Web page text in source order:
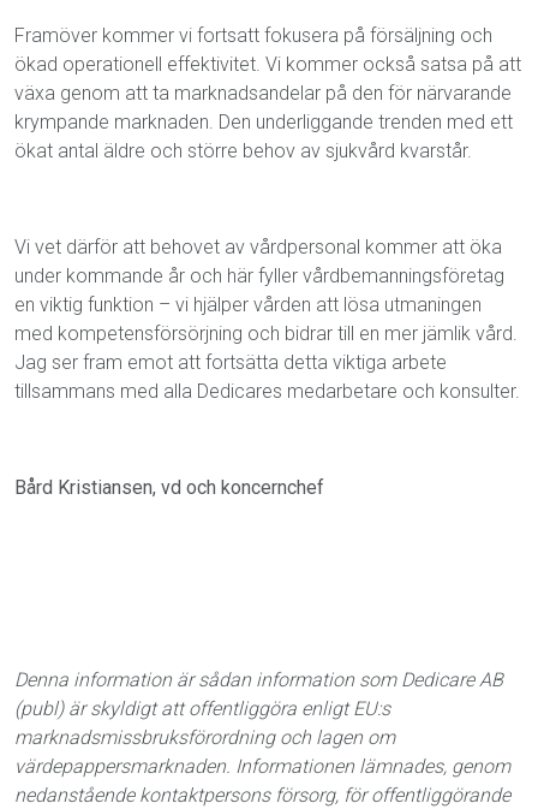
Framöver kommer vi fortsatt fokusera på försäljning och
ökad operationell effektivitet. Vi kommer också satsa på att
växa genom att ta marknadsandelar på den för närvarande
krympande marknaden. Den underliggande trenden med ett
ökat antal äldre och större behov av sjukvård kvarstår.
Vi vet därför att behovet av vårdpersonal kommer att öka
under kommande år och här fyller vårdbemanningsföretag
en viktig funktion – vi hjälper vården att lösa utmaningen
med kompetensförsörjning och bidrar till en mer jämlik vård.
Jag ser fram emot att fortsätta detta viktiga arbete
tillsammans med alla Dedicares medarbetare och konsulter.
Bård Kristiansen, vd och koncernchef
Denna information är sådan information som Dedicare AB
(publ) är skyldigt att offentliggöra enligt EU:s
marknadsmissbruksförordning och lagen om
värdepappersmarknaden. Informationen lämnades, genom
nedanstående kontaktpersons försorg, för offentliggörande